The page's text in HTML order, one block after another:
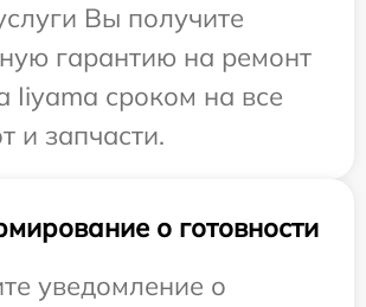
Вы получите
гарантию на ремонт
Iiyama сроком на все
и запчасти.
о готовности
уведомление о